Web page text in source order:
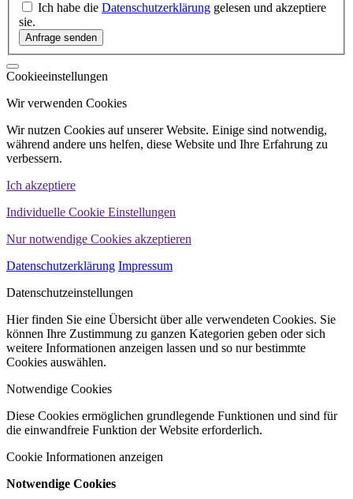
Ich habe die Datenschutzerklärung gelesen und akzeptiere
sie.
Cookieeinstellungen
Wir verwenden Cookies
Wir nutzen Cookies auf unserer Website. Einige sind notwendig,
während andere uns helfen, diese Website und Ihre Erfahrung zu
verbessern.
Ich akzeptiere
Individuelle Cookie Einstellungen
Nur notwendige Cookies akzeptieren
Datenschutzerklärung Impressum
Datenschutzeinstellungen
Hier finden Sie eine Übersicht über alle verwendeten Cookies. Sie
können Ihre Zustimmung zu ganzen Kategorien geben oder sich
weitere Informationen anzeigen lassen und so nur bestimmte
Cookies auswählen.
Notwendige Cookies
Diese Cookies ermöglichen grundlegende Funktionen und sind für
die einwandfreie Funktion der Website erforderlich.
Cookie Informationen anzeigen
Notwendige Cookies